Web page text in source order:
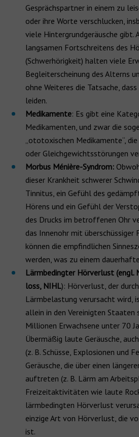
Gesprächspartner in einem zu
oder ihre Worte verschlucken,
viele Hintergrundgeräusche gibt.
langsamen Fortschreitens des
(Schwerhörigkeit) halten viele
Begleiterscheinung des Alterns
ohne Weiteres die Tatsache,
leiden.
Medikamente: Es gibt eine
Medikamenten, und zwar die
„ototoxischen Medikamente“,
oder Gleichgewichtsstörungen
Morbus Ménière-Syndrom:
dieser Krankheit schwerer
Tinnitus, ein Gefühl des
Hörens und ein Gefühl der
des Drucks im betroffenen Ohr
das Innenohr mit
können die empfindlichen
werden, was zu einem
Lärmbedingter Hörverlust (engl.
loss, NIHL): Hörverlust, der
Lärmbelastung verursacht wird,
allein in den Vereinigten Staaten
Millionen Erwachsene unter 70
Übermäßig laute Geräusche,
(z. B. Schüsse, Explosionen und
Geräusche, die über einen
auftreten (z. B. Lärm am
Freizeitaktivitäten wie laute
lärmbedingten Hörverlust
einzige Art von Hörverlust, die
ist.